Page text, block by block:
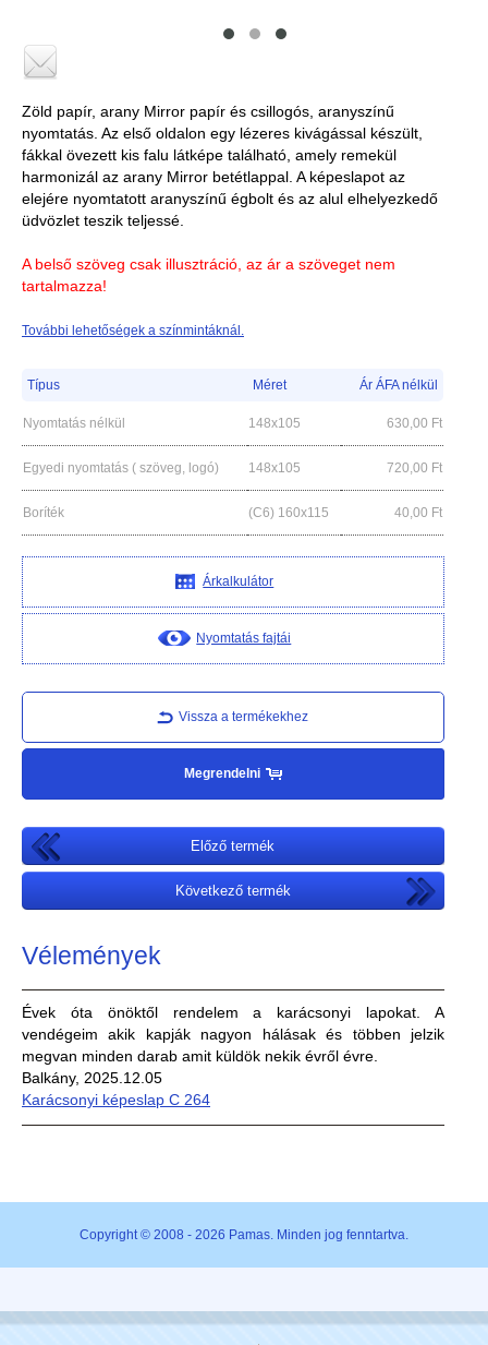
Zöld papír, arany Mirror papír és csillogós, aranyszínű
nyomtatás. Az első oldalon egy lézeres kivágással készült,
fákkal övezett kis falu látképe található, amely remekül
harmonizál az arany Mirror betétlappal. A képeslapot az
elejére nyomtatott aranyszínű égbolt és az alul elhelyezkedő
üdvözlet teszik teljessé.
A belső szöveg csak illusztráció, az ár a szöveget nem
tartalmazza!
További lehetőségek a színmintáknál.
Típus Méret Ár ÁFA nélkül
Nyomtatás nélkül 148x105 630,00 Ft
Egyedi nyomtatás ( szöveg, logó) 148x105 720,00 Ft
Boríték (C6) 160x115 40,00 Ft
Árkalkulátor
Nyomtatás fajtái
Vissza a termékekhez
Megrendelni
Előző termék
Következő termék
Vélemények
Évek óta önöktől rendelem a karácsonyi lapokat. A
vendégeim akik kapják nagyon hálásak és többen jelzik
megvan minden darab amit küldök nekik évről évre.
Balkány, 2025.12.05
Karácsonyi képeslap C 264
Copyright © 2008 - 2026 Pamas. Minden jog fenntartva.